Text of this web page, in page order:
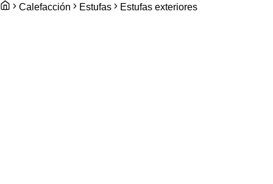
Calefacción
Estufas Estufas exteriores